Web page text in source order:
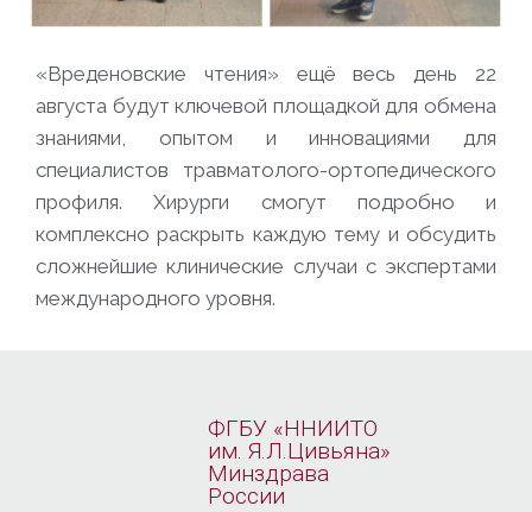
«Вреденовские чтения» ещё весь день 22
августа будут ключевой площадкой для обмена
знаниями, опытом и инновациями для
специалистов травматолого-ортопедического
профиля. Хирурги смогут подробно и
комплексно раскрыть каждую тему и обсудить
сложнейшие клинические случаи с экспертами
международного уровня.
ФГБУ «ННИИТО
им. Я.Л.Цивьяна»
Минздрава
России